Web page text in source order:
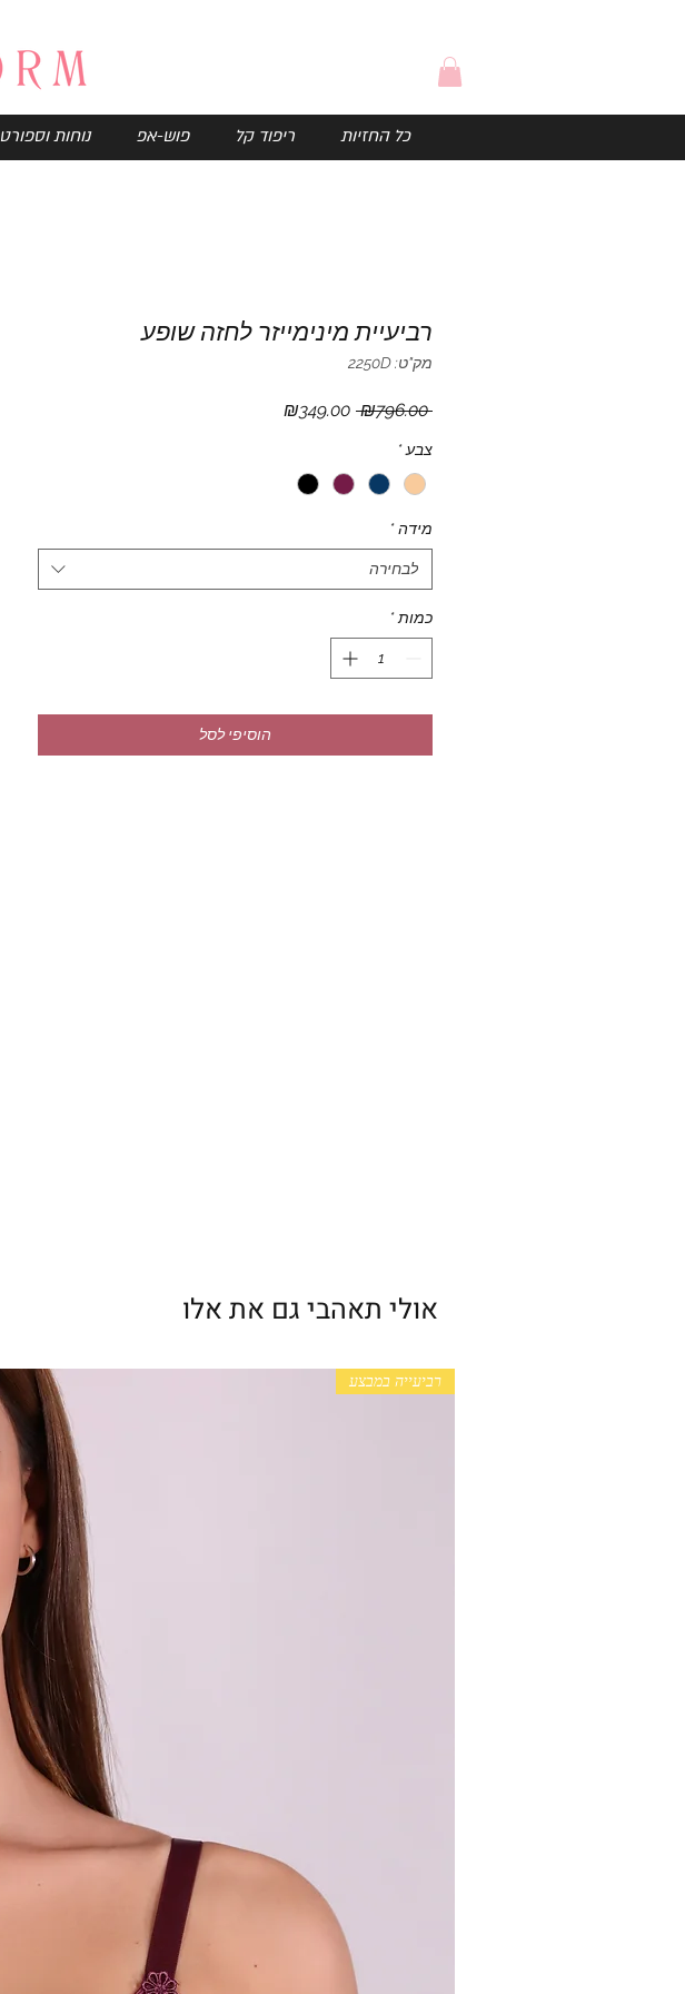
כל החזיות ריפוד קל פוש-אפ נוחות וספורט
רביעיית מינימייזר לחזה שופע
מק"ט: 2250D
₪796.00
מחיר
₪349.00מחיר
צבע *
מידה *
לבחירה
כמות *
הוסיפי לסל
אולי תאהבי גם את אלו
רביעייה במבצע